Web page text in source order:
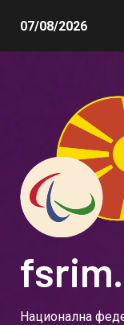
07/08/2026
Национална